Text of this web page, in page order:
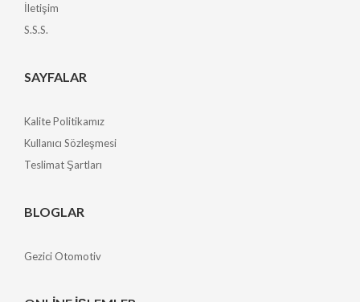
İletişim
S.S.S.
SAYFALAR
Kalite Politikamız
Kullanıcı Sözleşmesi
Teslimat Şartları
BLOGLAR
Gezici Otomotiv